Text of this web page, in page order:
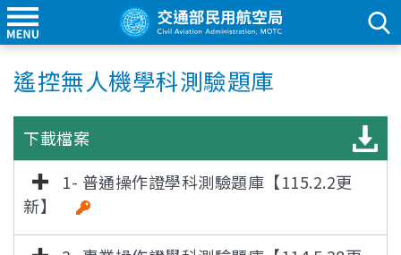
遙控無人機學科測驗題庫
下載檔案
1- 普通操作證學科測驗題庫【115.2.2更
新】